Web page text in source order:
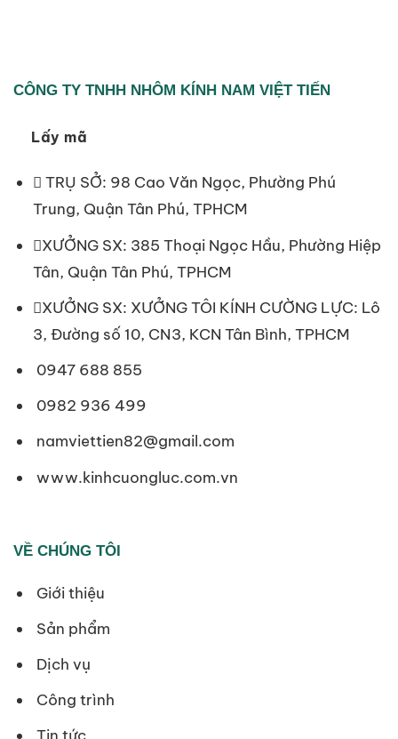
CÔNG TY TNHH NHÔM KÍNH NAM VIỆT TIẾN
Lấy mã
TRỤ SỞ: 98 Cao Văn Ngọc, Phường Phú
Trung, Quận Tân Phú, TPHCM
XƯỞNG SX: 385 Thoại Ngọc Hầu, Phường Hiệp
Tân, Quận Tân Phú, TPHCM
XƯỞNG SX: XƯỞNG TÔI KÍNH CƯỜNG LỰC: Lô
3, Đường số 10, CN3, KCN Tân Bình, TPHCM
0947 688 855
0982 936 499
namviettien82@gmail.com
www.kinhcuongluc.com.vn
VỀ CHÚNG TÔI
Giới thiệu
Sản phẩm
Dịch vụ
Công trình